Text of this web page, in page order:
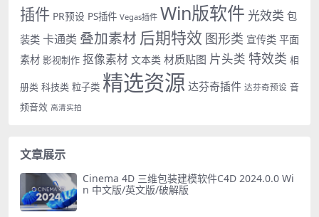
插件 PR预设 PS插件 Vegas插件 Win版软件 光效类 包
装类 卡通类 叠加素材 后期特效 图形类 宣传类 平面
素材 影视制作 抠像素材 文本类 材质贴图 片头类 特效类 相
册类 科技类 粒子类 精选资源 达芬奇插件 达芬奇预设 音
频音效 高清实拍
文章展示
Cinema 4D 三维包装建模软件C4D 2024.0.0 Wi
n 中文版/英文版/破解版